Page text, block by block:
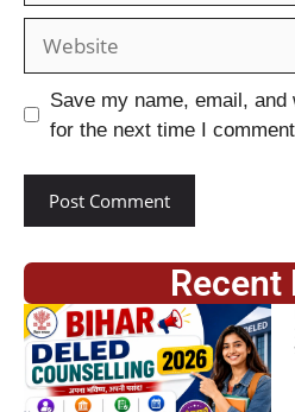
Save my name, email,
for the next time I
Recent